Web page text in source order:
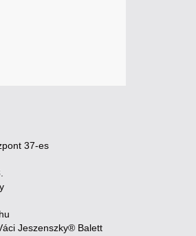
37-es
Jeszenszky® Balett